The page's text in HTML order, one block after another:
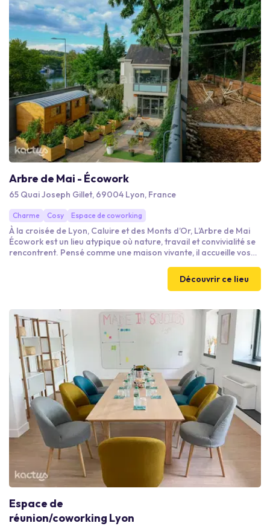
rencontrent !
Arbre de Mai - Écowork
65 Quai Joseph Gillet, 69004 Lyon, France
Charme Cosy Espace de coworking
À la croisée de Lyon, Caluire et des Monts d’Or, L’Arbre de Mai
Écowork est un lieu atypique où nature, travail et convivialité se
rencontrent. Pensé comme une maison vivante, il accueille vos
chaleureuse, inspirante et modulable. Engagé dans une
démarche éco-responsable, le lieu est labellisé “Engagé à
environnemental et local. 🌿 Là où les liens se tissent, les projets
grandissent.
Découvrir ce lieu
Espace de
réunion/coworking Lyon